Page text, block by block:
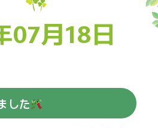
07月18日
した